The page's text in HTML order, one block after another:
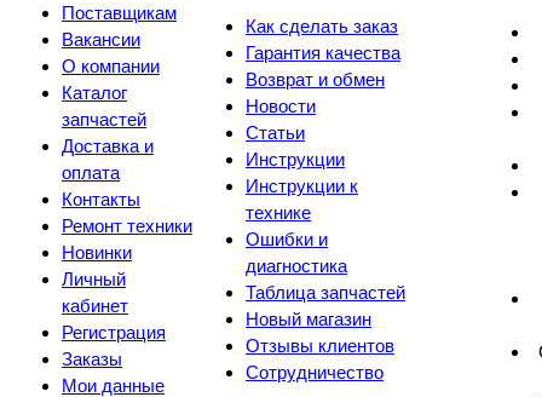
Поставщикам
Вакансии
О компании
Каталог
запчастей
Доставка и
оплата
Контакты
Ремонт техники
Новинки
Личный
кабинет
Регистрация
Заказы
Мои данные
Как сделать заказ
Гарантия качества
Возврат и обмен
Новости
Статьи
Инструкции
Инструкции к
технике
Ошибки и
диагностика
Таблица запчастей
Новый магазин
Отзывы клиентов
Сотрудничество